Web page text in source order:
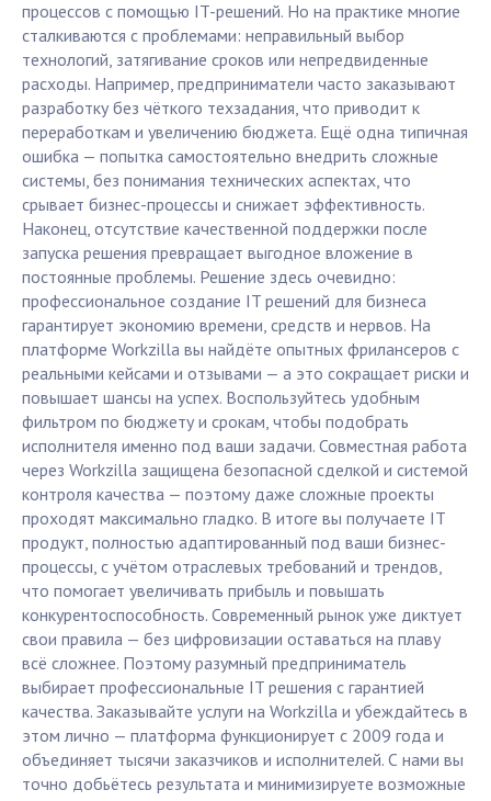
процессов с помощью IT-решений. Но на практике многие
сталкиваются с проблемами: неправильный выбор
технологий, затягивание сроков или непредвиденные
расходы. Например, предприниматели часто заказывают
разработку без чёткого техзадания, что приводит к
переработкам и увеличению бюджета. Ещё одна типичная
ошибка — попытка самостоятельно внедрить сложные
системы, без понимания технических аспектах, что
срывает бизнес-процессы и снижает эффективность.
Наконец, отсутствие качественной поддержки после
запуска решения превращает выгодное вложение в
постоянные проблемы. Решение здесь очевидно:
профессиональное создание IT решений для бизнеса
гарантирует экономию времени, средств и нервов. На
платформе Workzilla вы найдёте опытных фрилансеров с
реальными кейсами и отзывами — а это сокращает риски и
повышает шансы на успех. Воспользуйтесь удобным
фильтром по бюджету и срокам, чтобы подобрать
исполнителя именно под ваши задачи. Совместная работа
через Workzilla защищена безопасной сделкой и системой
контроля качества — поэтому даже сложные проекты
проходят максимально гладко. В итоге вы получаете IT
продукт, полностью адаптированный под ваши бизнес-
процессы, с учётом отраслевых требований и трендов,
что помогает увеличивать прибыль и повышать
конкурентоспособность. Современный рынок уже диктует
свои правила — без цифровизации оставаться на плаву
всё сложнее. Поэтому разумный предприниматель
выбирает профессиональные IT решения с гарантией
качества. Заказывайте услуги на Workzilla и убеждайтесь в
этом лично — платформа функционирует с 2009 года и
объединяет тысячи заказчиков и исполнителей. С нами вы
точно добьётесь результата и минимизируете возможные